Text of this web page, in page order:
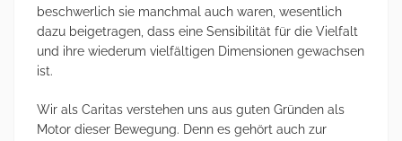
beschwerlich sie manchmal auch waren, wesentlich
dazu beigetragen, dass eine Sensibilität für die Vielfalt
und ihre wiederum vielfältigen Dimensionen gewachsen
ist.
Wir als Caritas verstehen uns aus guten Gründen als
Motor dieser Bewegung. Denn es gehört auch zur